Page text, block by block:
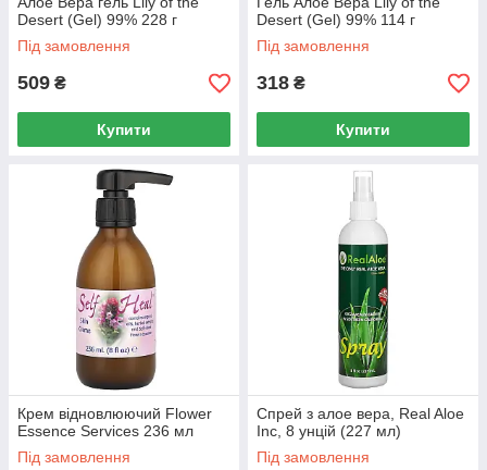
Desert (Gel) 99% 228 г
Під замовлення
509 ₴
Купити
Desert (Gel) 99% 114 г
Під замовлення
318 ₴
Купити
Крем відновлюючий Flower
Essence Services 236 мл
Під замовлення
Спрей з алое вера, Real Aloe
Inc, 8 унцій (227 мл)
Під замовлення